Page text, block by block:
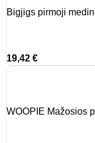
Bigjigs pirmoji
19,42€
WOOPIE Mažosios